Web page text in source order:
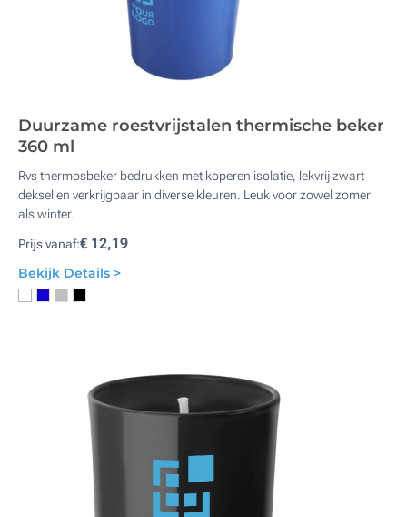
Duurzame roestvrijstalen thermische beker
360 ml
Rvs thermosbeker bedrukken met koperen isolatie, lekvrij zwart
deksel en verkrijgbaar in diverse kleuren. Leuk voor zowel zomer
als winter.
Prijs vanaf:€ 12,19
Bekijk Details >